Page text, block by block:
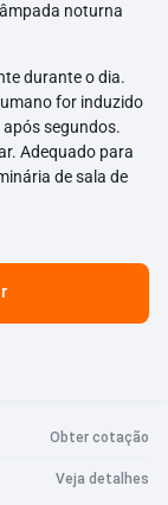
noturna
durante o dia.
for induzido
segundos.
Adequado para
de sala de
Obter cotação
Veja detalhes